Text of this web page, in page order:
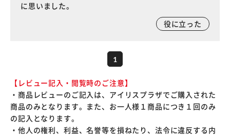
に思いました。
役に立った
1
【レビュー記入・閲覧時のご注意】
・商品レビューのご記入は、アイリスプラザでご購入された
商品のみとなります。また、お一人様１商品につき１回のみ
の記入となります。
・他人の権利、利益、名誉等を損ねたり、法令に違反する内